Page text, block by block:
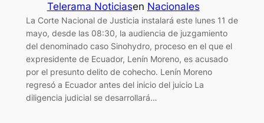
Telerama Noticiasen Nacionales
La Corte Nacional de Justicia instalará este lunes 11 de
mayo, desde las 08:30, la audiencia de juzgamiento
del denominado caso Sinohydro, proceso en el que el
expresidente de Ecuador, Lenín Moreno, es acusado
por el presunto delito de cohecho. Lenín Moreno
regresó a Ecuador antes del inicio del juicio La
diligencia judicial se desarrollará…